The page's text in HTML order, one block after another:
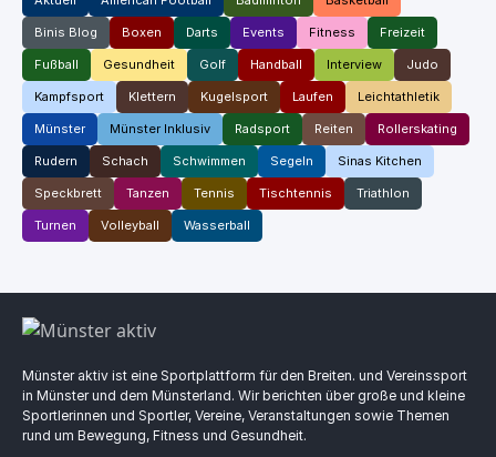
Binis Blog Boxen Darts Events Fitness Freizeit
Fußball Gesundheit Golf Handball Interview Judo
Kampfsport Klettern Kugelsport Laufen Leichtathletik
Münster Münster Inklusiv Radsport Reiten Rollerskating
Rudern Schach Schwimmen Segeln Sinas Kitchen
Speckbrett Tanzen Tennis Tischtennis Triathlon
Turnen Volleyball Wasserball
Münster aktiv ist eine Sportplattform für den Breiten. und Vereinssport
in Münster und dem Münsterland. Wir berichten über große und kleine
Sportlerinnen und Sportler, Vereine, Veranstaltungen sowie Themen
rund um Bewegung, Fitness und Gesundheit.